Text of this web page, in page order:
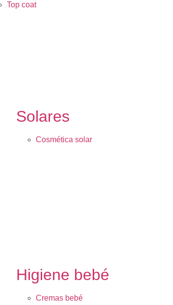
Top coat
Solares
Cosmética solar
Higiene bebé
Cremas bebé